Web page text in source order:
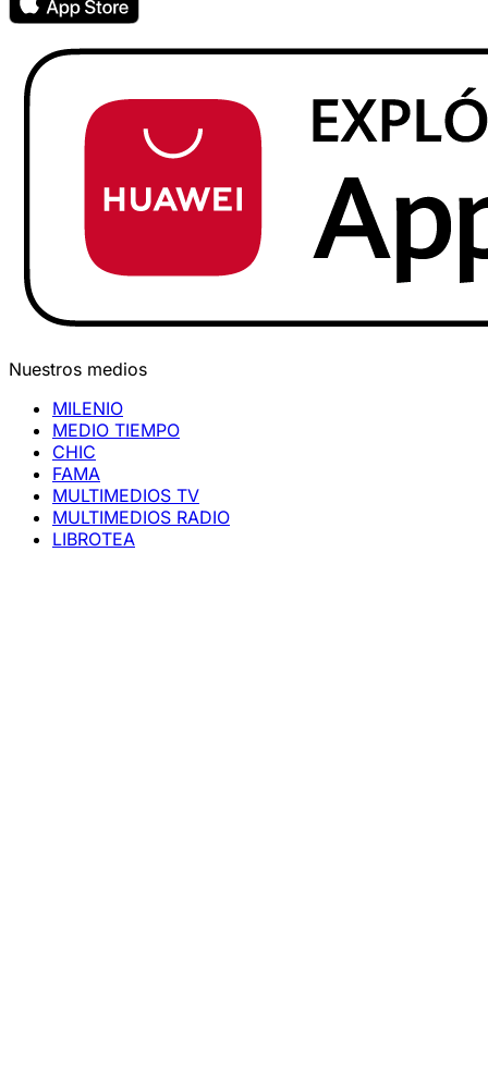
Nuestros medios
MILENIO
MEDIO TIEMPO
CHIC
FAMA
MULTIMEDIOS TV
MULTIMEDIOS RADIO
LIBROTEA